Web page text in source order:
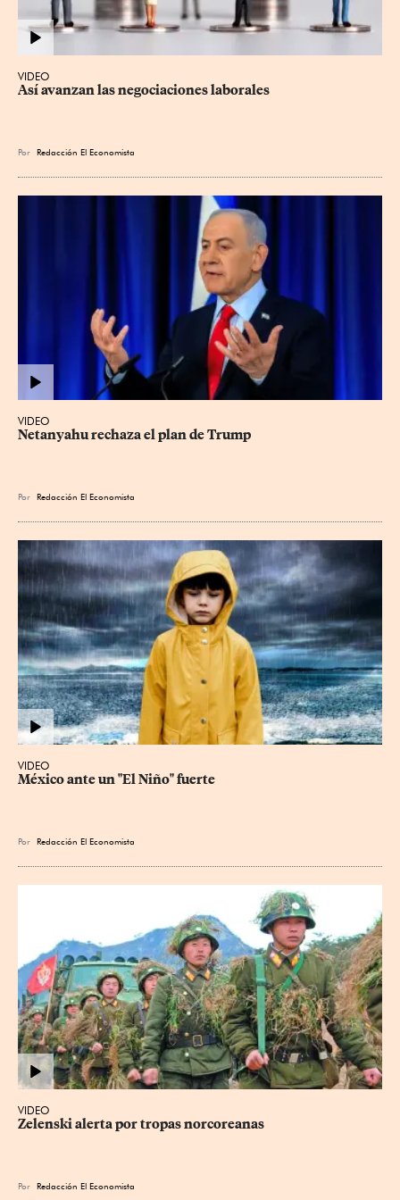
VIDEO
Así avanzan las negociaciones laborales
Por Redacción El Economista
VIDEO
Netanyahu rechaza el plan de Trump
Por Redacción El Economista
VIDEO
México ante un "El Niño" fuerte
Por Redacción El Economista
VIDEO
Zelenski alerta por tropas norcoreanas
Por Redacción El Economista